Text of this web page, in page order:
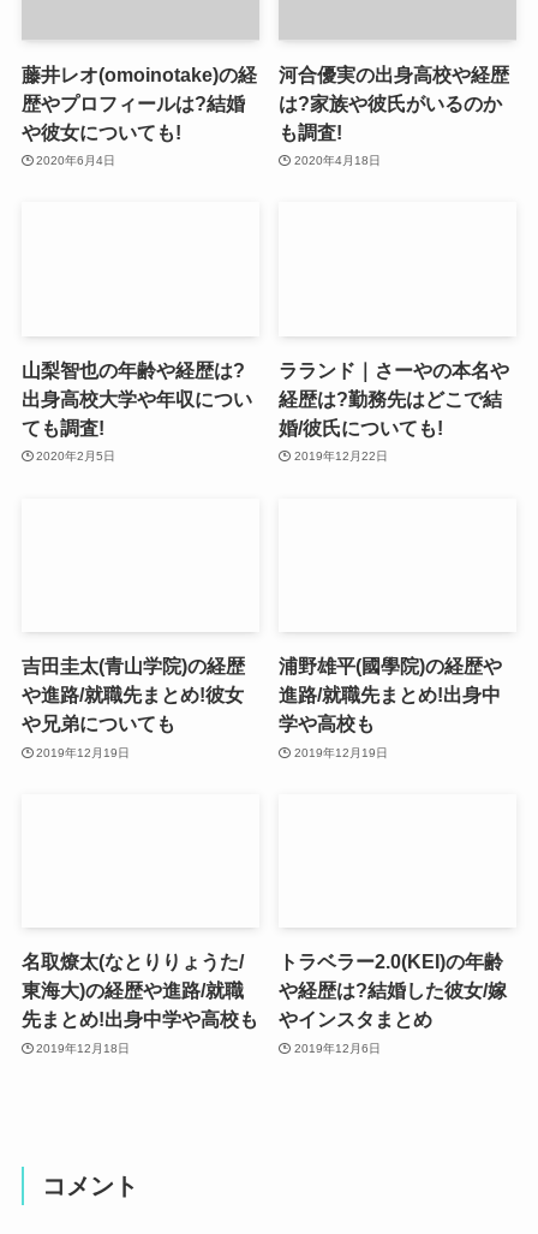
藤井レオ(omoinotake)の経
歴やプロフィールは?結婚
や彼女についても!
2020年6月4日
河合優実の出身高校や経歴
は?家族や彼氏がいるのか
も調査!
2020年4月18日
山梨智也の年齢や経歴は?
出身高校大学や年収につい
ても調査!
2020年2月5日
ラランド｜さーやの本名や
経歴は?勤務先はどこで結
婚/彼氏についても!
2019年12月22日
吉田圭太(青山学院)の経歴
や進路/就職先まとめ!彼女
や兄弟についても
2019年12月19日
浦野雄平(國學院)の経歴や
進路/就職先まとめ!出身中
学や高校も
2019年12月19日
名取燎太(なとりりょうた/
東海大)の経歴や進路/就職
先まとめ!出身中学や高校も
2019年12月18日
トラベラー2.0(KEI)の年齢
や経歴は?結婚した彼女/嫁
やインスタまとめ
2019年12月6日
コメント